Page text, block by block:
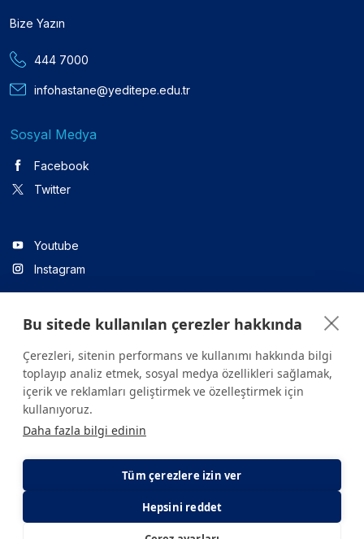
Bize Yazın
444 7000
infohastane@yeditepe.edu.tr
Sosyal Medya
Facebook
Twitter
Youtube
Instagram
Linkedin
Sitede yer alan tüm içerikler yalnızca bilgilendirme amaçlıdır.
Sağlığınızla ilgili sorularınız için mutlaka doktoruza ya da bir sağlık
kuruluşuna başvurunuz.
Gizlilik ve Çerez Politikası KVKK Aydınlatma Metni
Bu sitede kullanılan çerezler hakkında
Çerezleri, sitenin performans ve kullanımı hakkında bilgi
toplayıp analiz etmek, sosyal medya özellikleri sağlamak,
içerik ve reklamları geliştirmek ve özelleştirmek için
kullanıyoruz.
Daha fazla bilgi edinin
Tüm çerezlere izin ver
Hepsini reddet